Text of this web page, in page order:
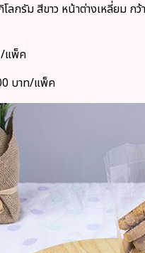
กรัม สีขาว หน้าต่างเหลี่ยม กว้
แพ็ค
บาท/แพ็ค